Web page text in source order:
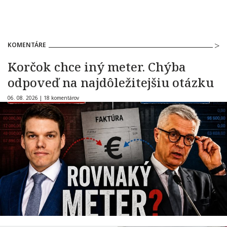
KOMENTÁRE
Korčok chce iný meter. Chýba
odpoveď na najdôležitejšiu otázku
06. 08. 2026 | 18 komentárov